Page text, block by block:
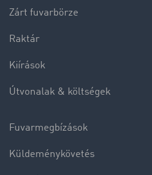
Zárt fuvarbörze
Raktár
Kiírások
Útvonalak & költségek
Fuvarmegbízások
Küldeménykövetés